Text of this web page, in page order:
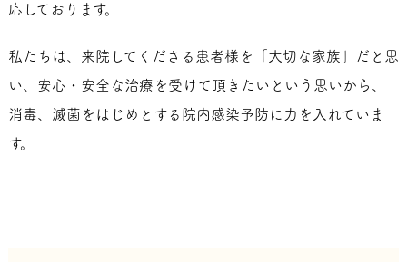
応しております。
私たちは、来院してくださる患者様を「大切な家族」だと思
い、安心・安全な治療を受けて頂きたいという思いから、
消毒、滅菌をはじめとする院内感染予防に力を入れていま
す。